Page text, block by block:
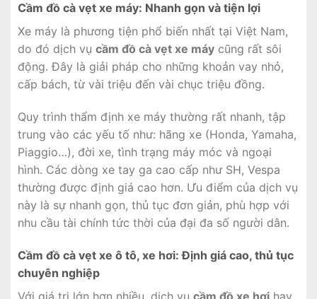
Cầm đồ cà vẹt xe máy: Nhanh gọn và tiện lợi
Xe máy là phương tiện phổ biến nhất tại Việt Nam,
do đó dịch vụ cầm đồ cà vẹt xe máy cũng rất sôi
động. Đây là giải pháp cho những khoản vay nhỏ,
cấp bách, từ vài triệu đến vài chục triệu đồng.
Quy trình thẩm định xe máy thường rất nhanh, tập
trung vào các yếu tố như: hãng xe (Honda, Yamaha,
Piaggio…), đời xe, tình trạng máy móc và ngoại
hình. Các dòng xe tay ga cao cấp như SH, Vespa
thường được định giá cao hơn. Ưu điểm của dịch vụ
này là sự nhanh gọn, thủ tục đơn giản, phù hợp với
nhu cầu tài chính tức thời của đại đa số người dân.
Cầm đồ cà vẹt xe ô tô, xe hơi: Định giá cao, thủ tục
chuyên nghiệp
Với giá trị lớn hơn nhiều, dịch vụ cầm đồ xe hơi hay